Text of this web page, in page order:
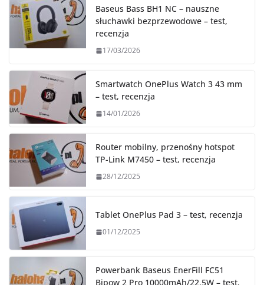
Baseus Bass BH1 NC – nauszne
słuchawki bezprzewodowe – test,
recenzja
17/03/2026
Smartwatch OnePlus Watch 3 43 mm
– test, recenzja
14/01/2026
Router mobilny, przenośny hotspot
TP-Link M7450 – test, recenzja
28/12/2025
Tablet OnePlus Pad 3 – test, recenzja
01/12/2025
Powerbank Baseus EnerFill FC51
Bipow 2 Pro 10000mAh/22.5W – test,